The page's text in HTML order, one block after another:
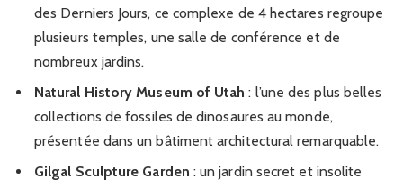
des Derniers Jours, ce complexe de 4 hectares regroupe
plusieurs temples, une salle de conférence et de
nombreux jardins.
Natural History Museum of Utah : l’une des plus belles
collections de fossiles de dinosaures au monde,
présentée dans un bâtiment architectural remarquable.
Gilgal Sculpture Garden : un jardin secret et insolite